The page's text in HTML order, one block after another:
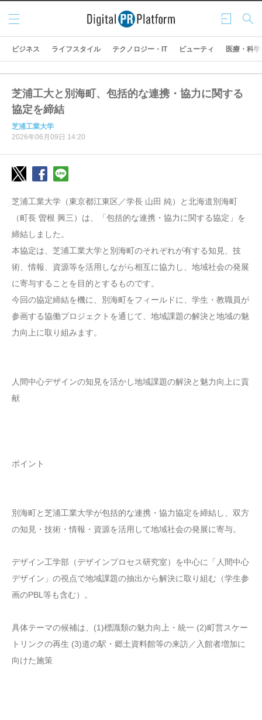
ログ
イン
検索
メニ
ュー
ビジネス ライフスタイル テクノロジー・IT ビューティ 医療・科学
芝浦工大と別海町、包括的な連携・協力に関する
協定を締結
芝浦工業大学
2026年06月09日 14:20
芝浦工業大学（東京都江東区／学長 山田 純）と北海道別海町
（町長 曽根 興三）は、「包括的な連携・協力に関する協定」を
締結しました。
本協定は、芝浦工業大学と別海町のそれぞれが有する知見、技
術、情報、資源等を活用しながら相互に協力し、地域社会の発展
に寄与することを目的とするものです。
今回の協定締結を機に、別海町をフィールドに、学生・教職員が
参画する協働プロジェクトを通じて、地域課題の解決と地域の魅
力向上に取り組みます。
人間中心デザインの知見を活かし地域課題の解決と魅力向上に貢
献
ポイント
別海町と芝浦工業大学が包括的な連携・協力協定を締結し、双方
の知見・技術・情報・資源を活用して地域社会の発展に寄与。
デザイン工学部（デザインプロセス研究室）を中心に「人間中心
デザイン」の視点で地域課題の抽出から解決に取り組む（学生参
画のPBL等も含む）。
具体テーマの候補は、(1)標識類の魅力向上・統一 (2)町営スケー
トリンクの再生 (3)道の駅・郷土資料館等の来訪／入館者増加に
向けた施策